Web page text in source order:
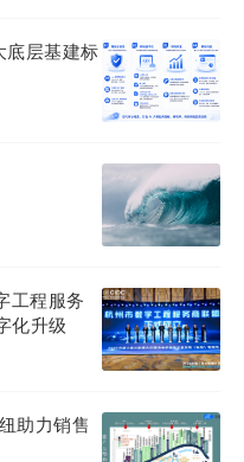
底层基建标
工程服务
化升级
助力销售